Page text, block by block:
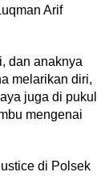
Arif
dan anaknya
melarikan diri,
juga di pukul
mengenai
di Polsek